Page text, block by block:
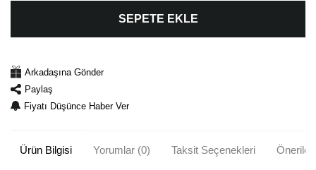
SEPETE EKLE
Arkadaşına Gönder
Paylaş
Fiyatı Düşünce Haber Ver
Ürün Bilgisi Yorumlar (0) Taksit Seçenekleri